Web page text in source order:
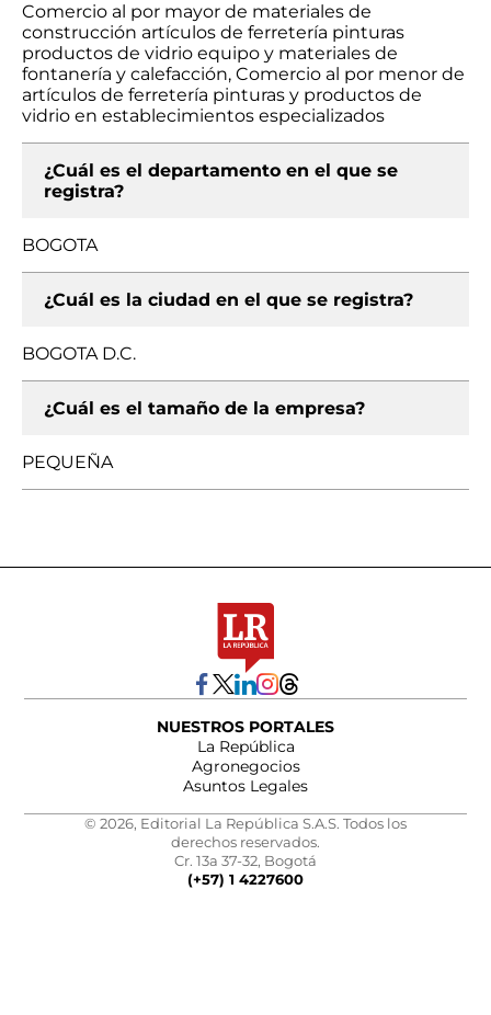
Comercio al por mayor de materiales de
construcción artículos de ferretería pinturas
productos de vidrio equipo y materiales de
fontanería y calefacción, Comercio al por menor de
artículos de ferretería pinturas y productos de
vidrio en establecimientos especializados
¿Cuál es el departamento en el que se
registra?
BOGOTA
¿Cuál es la ciudad en el que se registra?
BOGOTA D.C.
¿Cuál es el tamaño de la empresa?
PEQUEÑA
NUESTROS PORTALES
La República
Agronegocios
Asuntos Legales
© 2026, Editorial La República S.A.S. Todos los
derechos reservados.
Cr. 13a 37-32, Bogotá
(+57) 1 4227600